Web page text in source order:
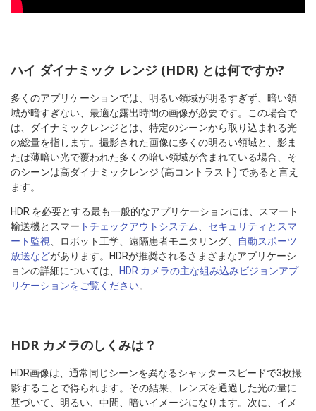
ハイ ダイナミック レンジ (HDR) とは何ですか?
多くのアプリケーションでは、明るい領域が明るすぎず、暗い領
域が暗すぎない、最適な露出時間の画像が必要です。この場合で
は、ダイナミックレンジとは、特定のシーンから取り込まれる光
の総量を指します。撮影された画像に多くの明るい領域と、影ま
たは薄暗い光で覆われた多くの暗い領域が含まれている場合、そ
のシーンは高ダイナミックレンジ (高コントラスト) であると言え
ます。
HDR を必要とする最も一般的なアプリケーションには、スマート
輸送機とスマー トチェックアウトシステム
セキュリティとスマ
ート監視
、ロボット工学、遠隔患者モニタリング、
自動スポーツ
放送などがあります。HDRが推奨されるさまざまなアプリケーシ
ョンの詳細については、
HDR カメラの主な組み込みビジョンアプ
リケーションをご覧ください。
HDR カメラのしくみは？
HDR画像は、通常同じシーンを異なるシャッタースピードで3枚撮
影することで得られます。その結果、レンズを通過した光の量に
基づいて、明るい、中間、暗いイメージになります。次に、イメ